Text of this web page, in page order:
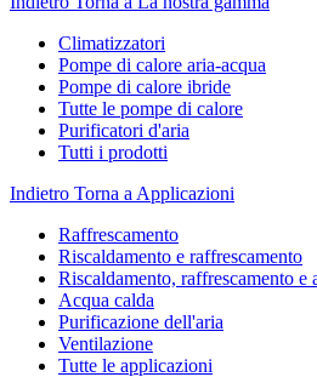
Climatizzatori
Pompe di calore aria-acqua
Pompe di calore ibride
Tutte le pompe di calore
Purificatori d'aria
Tutti i prodotti
Indietro Torna a Applicazioni
Raffrescamento
Riscaldamento e raffrescamento
Riscaldamento, raffrescamento e
Acqua calda
Purificazione dell'aria
Ventilazione
Tutte le applicazioni